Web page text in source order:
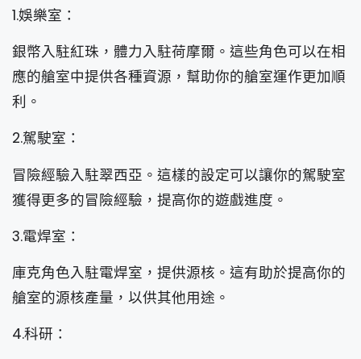
1.娛樂室：
銀幣入駐紅珠，體力入駐荷摩爾。這些角色可以在相
應的艙室中提供各種資源，幫助你的艙室運作更加順
利。
2.駕駛室：
冒險經驗入駐翠西亞。這樣的設定可以讓你的駕駛室
獲得更多的冒險經驗，提高你的遊戲進度。
3.電焊室：
庫克角色入駐電焊室，提供源核。這有助於提高你的
艙室的源核產量，以供其他用途。
4.科研：